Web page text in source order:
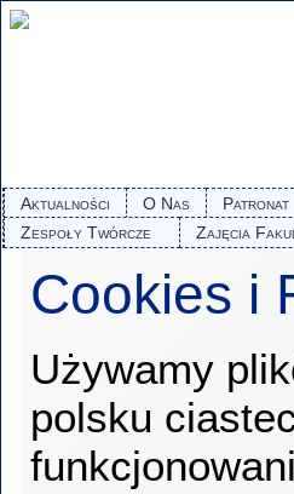
Aktualności O Nas Patronat
Zespoły Twórcze
Zajęcia
Cookies i
Używamy
polsku